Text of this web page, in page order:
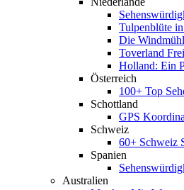
Tulpenblüte
Die
Toverland
Holland: Ein
Österreich
100+ Top
Schottland
GPS
Schweiz
60+ Schweiz
Spanien
Australien